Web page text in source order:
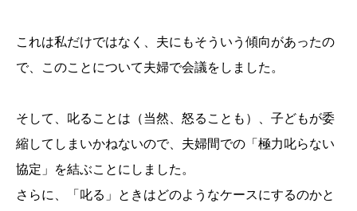
これは私だけではなく、夫にもそういう傾向があったの
で、このことについて夫婦で会議をしました。
そして、叱ることは（当然、怒ることも）、子どもが委
縮してしまいかねないので、夫婦間での「極力叱らない
協定」を結ぶことにしました。
さらに、「叱る」ときはどのようなケースにするのかと